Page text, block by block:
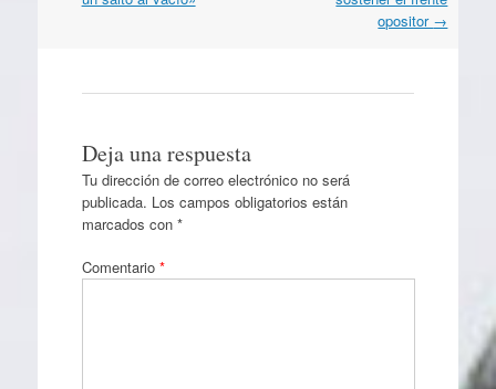
opositor →
Deja una respuesta
Tu dirección de correo electrónico no será
publicada. Los campos obligatorios están
marcados con *
Comentario *